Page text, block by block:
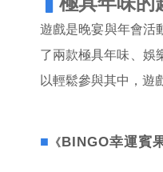
遊戲是晚宴與年會活
了兩款極具年味、娛
以輕鬆參與其中，遊
■ 《BINGO幸運賓